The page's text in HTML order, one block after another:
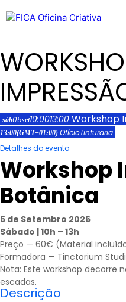
para
conteúdo
sáb05set10:0013:00 Workshop
13:00(GMT+01:00) OfícioTinturaria
Detalhes do evento
Workshop
Botânica
5 de Setembro 2026
Sábado | 10h – 13h
Preço — 60€ (Material
Formadora — Tinctorium
Nota: Este workshop decorre
escadas.
Descrição